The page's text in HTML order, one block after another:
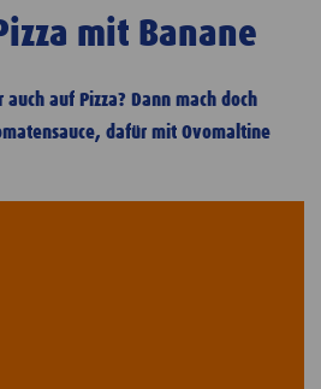
mit Banane
auch auf Pizza? Dann mach doch
dafür mit Ovomaltine